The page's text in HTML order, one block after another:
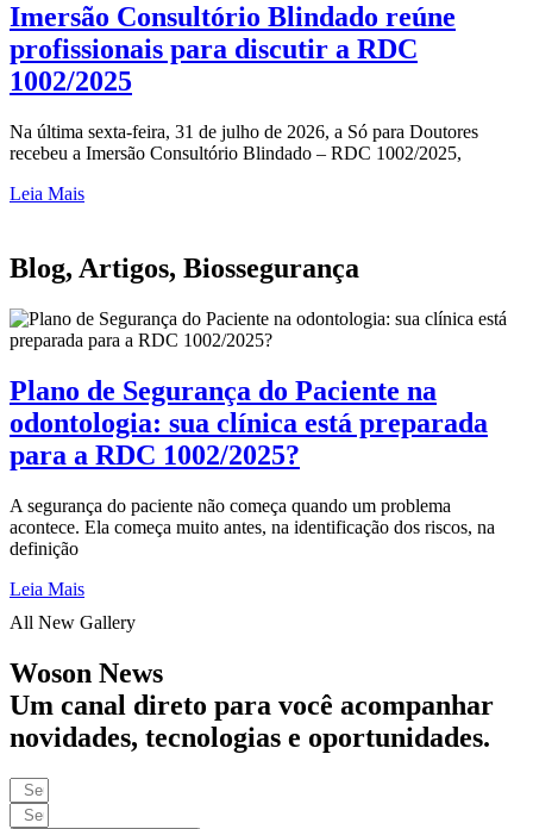
Imersão Consultório Blindado reúne
profissionais para discutir a RDC
1002/2025
Na última sexta-feira, 31 de julho de 2026, a Só para Doutores
recebeu a Imersão Consultório Blindado – RDC 1002/2025,
Leia Mais
Blog, Artigos, Biossegurança
Plano de Segurança do Paciente na
odontologia: sua clínica está preparada
para a RDC 1002/2025?
A segurança do paciente não começa quando um problema
acontece. Ela começa muito antes, na identificação dos riscos, na
definição
Leia Mais
All New Gallery
Woson News
Um canal direto para você acompanhar
novidades, tecnologias e oportunidades.